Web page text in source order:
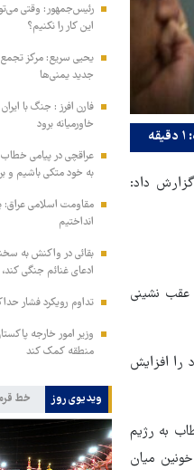
گزارش داد:
عقب نشینی
را افزایش
به رژیم
میان
رئیس‌جمهور: وقتی
این کار را نکنیم؟
یحیی سریع: مرکز تجمع
جدید یمنی‌ها
فارن افرز : جنگ با
خاورمیانه برود
عراقچی در پیامی
به خود متکی باشیم و
مقاومت اسلامی عراق:
انداختیم
بقائی در واکنش به
ادعای غنائم جنگی
تداوم رویکرد فشار
وزیر امور خارجه
منطقه کمک کند
ویدیوی روز خط